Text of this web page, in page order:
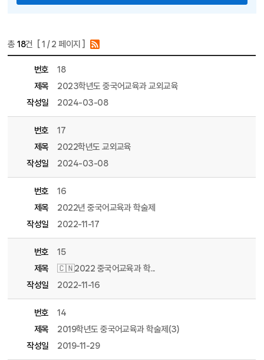
총18건 [1 / 2 페이지 ]
번호
18
제목
2023학년도 중국어교육과 교외교육
작성일
2024-03-08
번호
17
제목
2022학년도 교외교육
작성일
2024-03-08
번호
16
제목
2022년 중국어교육과 학술제
작성일
2022-11-17
번호
15
제목
🇨🇳2022 중국어교육과 학...
작성일
2022-11-16
번호
14
제목
2019학년도 중국어교육과 학술제(3)
작성일
2019-11-29